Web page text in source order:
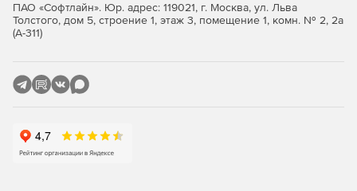
Устанавливается на базе SQL Express.
SOLIDWORKS PDM Professional
Автоматическое создание нейтрального сайта.
ПАО «Софтлайн». Юр. адрес: 119021, г. Москва, ул. Льва
Толстого, дом 5, строение 1, этаж 3, помещение 1, комн. № 2, 2а
(А-311)